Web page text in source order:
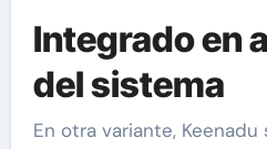
Integrado en
del sistema
En otra variante,